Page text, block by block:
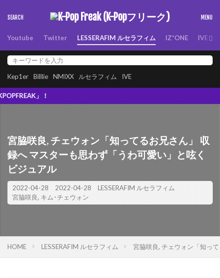
Youtube Twitter LESSERAFIM ルセラフィム IZ*ONE IVE
Kep1er Billlie NMIXX ルセラフィム IVE
」！
宮脇咲良, チェウォン「知ってるお兄さん」 収
録へ マスターも思わず「うわ可愛い」と呟く
ビジュアル
2022-04-28 2022-04-28
LESSERAFIM ルセラフィム
宮脇咲良, キム･チェウォン
HOME LESSERAFIM ルセラフィム 宮脇咲良, チェウォン「知っ